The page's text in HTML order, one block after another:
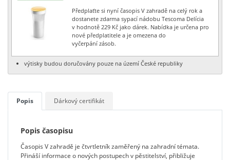
Předplaťte si nyní časopis V zahradě na celý rok a
dostanete zdarma sypací nádobu Tescoma Delícia
v hodnotě 229 Kč jako dárek. Nabídka je určena pro
nové předplatitele a je omezena do
vyčerpání zásob.
výtisky budou doručovány pouze na území České republiky
Popis Dárkový certifikát
Popis časopisu
Časopis V zahradě je čtvrtletník zaměřený na zahradní témata.
Přináší informace o nových postupech v pěstitelství, přibližuje